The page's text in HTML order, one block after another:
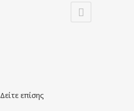
Δείτε επίσης